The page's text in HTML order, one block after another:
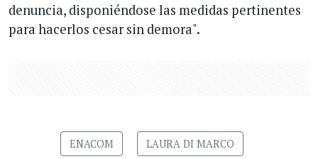
denuncia, disponiéndose las medidas pertinentes
para hacerlos cesar sin demora".
ENACOM LAURA DI MARCO